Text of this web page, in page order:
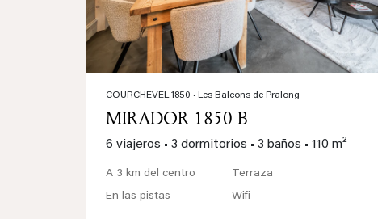
COURCHEVEL 1850 · Les Balcons de Pralong
MIRADOR 1850 B
6 viajeros • 3 dormitorios • 3 baños • 110 m²
A 3 km del centro
En las pistas
Terraza
Wifi